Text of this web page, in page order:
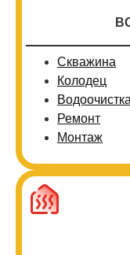
Скважина
Колодец
Водоочистка
Ремонт
Монтаж